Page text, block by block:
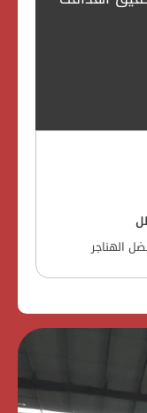
الهناجر